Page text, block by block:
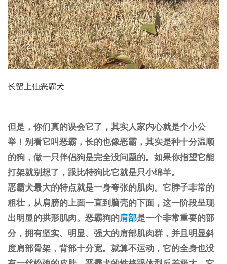
长留上仙恶霸犬
但是，你们真的误会它了，其实人家内心就是个小公
举！别看它叫恶霸，长的也像恶霸，其实是种十分温顺
的狗，做一只伴侣狗是完全没问题的。如果你指望它能
打架就别想了，跟比特狗比它就是只小绵羊。
恶霸犬最大的特点就是一身夸张的肌肉。它脖子非常的
粗壮，从肩膀的上面一直到脑壳的下面，这一阶段呈现
出明显的拱形肌肉。恶霸狗的肩部是一个非常重要的部
分，拥有坚实、明显、强大的肩部肌肉群，并且明显斜
度肩部骨架，背部十分宽。就算不运动，它的全身也没